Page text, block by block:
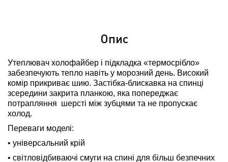
Опис
Утеплювач холофайбер і підкладка «термосрібло»
забезпечують тепло навіть у морозний день. Високий
комір прикриває шию. Застібка-блискавка на спинці
зсередини закрита планкою, яка попереджає
потрапляння шерсті між зубцями та не пропускає
холод.
Переваги моделі:
• універсальний крій
• світловідбиваючі смуги на спині для більш безпечних